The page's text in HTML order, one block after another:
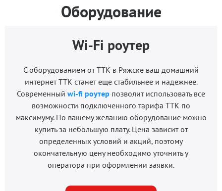
Оборудование
Wi-Fi роутер
С оборудованием от ТТК в Ряжске ваш домашний
интернет ТТК станет еще стабильнее и надежнее.
Современный wi-fi роутер позволит использовать все
возможности подключенного тарифа ТТК по
максимуму. По вашему желанию оборудование можно
купить за небольшую плату. Цена зависит от
определенных условий и акций, поэтому
окончательную цену необходимо уточнить у
оператора при оформлении заявки.